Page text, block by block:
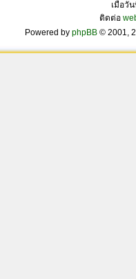
เมื่อวั
ติดต่อ
Powered by phpBB © 2001,